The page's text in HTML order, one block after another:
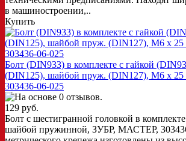
в машиностроении,..
Купить
Болт (DIN933) в комплекте с гайкой
(DIN125), шайбой пруж. (DIN127), M6 x
303436-06-025
129 руб.
Болт с шестигранной головкой в
шайбой пружинной, ЗУБР, МАСТЕР,